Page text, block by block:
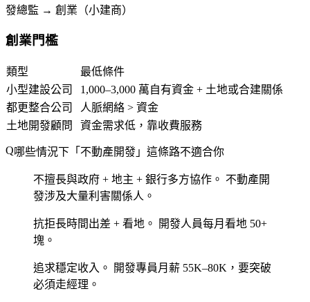
發總監 → 創業（小建商）
創業門檻
類型
最低條件
小型建設公司
1,000–3,000 萬自有資金 + 土地或合建關係
都更整合公司
人脈網絡 > 資金
土地開發顧問
資金需求低，靠收費服務
哪些情況下「不動產開發」這條路不適合你
不擅長與政府 + 地主 + 銀行多方協作。 不動產開
發涉及大量利害關係人。
抗拒長時間出差 + 看地。
開發人員每月看地 50+
塊。
追求穩定收入。
開發專員月薪 55K–80K，要突破
必須走經理。